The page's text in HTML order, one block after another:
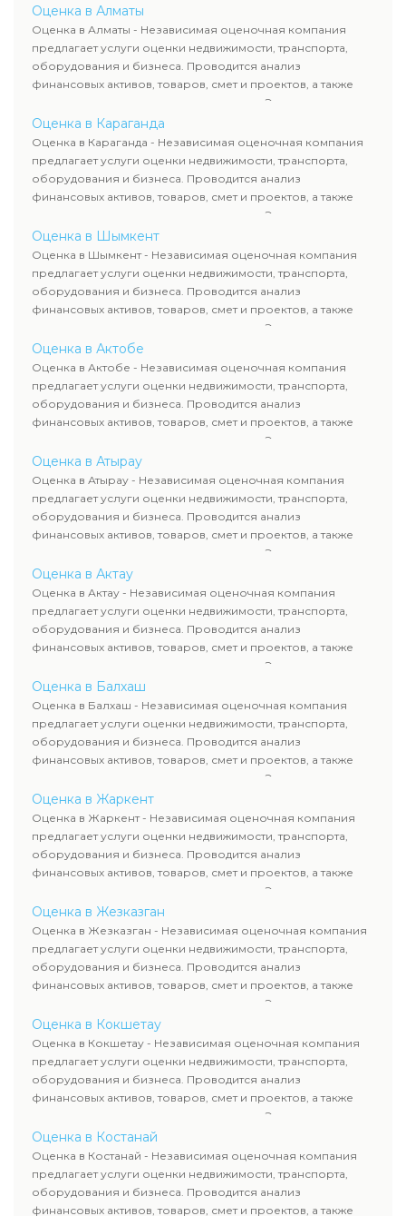
определяют рыночную стоимость имущества и
рассчитывают ущерб. Все отчеты соответствуют
требованиям законодательства и используются для
сделок, кредитования и судебных процессов.
Оценка в Алматы
Оценка в Алматы - Независимая оценочная компания
предлагает услуги оценки недвижимости, транспорта,
оборудования и бизнеса. Проводится анализ
финансовых активов, товаров, смет и проектов, а также
оценка животных и недропользования. Эксперты
определяют рыночную стоимость имущества и
рассчитывают ущерб. Все отчеты соответствуют
требованиям законодательства и используются для
сделок, кредитования и судебных процессов.
Оценка в Караганда
Оценка в Караганда - Независимая оценочная компания
предлагает услуги оценки недвижимости, транспорта,
оборудования и бизнеса. Проводится анализ
финансовых активов, товаров, смет и проектов, а также
оценка животных и недропользования. Эксперты
определяют рыночную стоимость имущества и
рассчитывают ущерб. Все отчеты соответствуют
требованиям законодательства и используются для
сделок, кредитования и судебных процессов.
Оценка в Шымкент
Оценка в Шымкент - Независимая оценочная компания
предлагает услуги оценки недвижимости, транспорта,
оборудования и бизнеса. Проводится анализ
финансовых активов, товаров, смет и проектов, а также
оценка животных и недропользования. Эксперты
определяют рыночную стоимость имущества и
рассчитывают ущерб. Все отчеты соответствуют
требованиям законодательства и используются для
сделок, кредитования и судебных процессов.
Оценка в Актобе
Оценка в Актобе - Независимая оценочная компания
предлагает услуги оценки недвижимости, транспорта,
оборудования и бизнеса. Проводится анализ
финансовых активов, товаров, смет и проектов, а также
оценка животных и недропользования. Эксперты
определяют рыночную стоимость имущества и
рассчитывают ущерб. Все отчеты соответствуют
требованиям законодательства и используются для
сделок, кредитования и судебных процессов.
Оценка в Атырау
Оценка в Атырау - Независимая оценочная компания
предлагает услуги оценки недвижимости, транспорта,
оборудования и бизнеса. Проводится анализ
финансовых активов, товаров, смет и проектов, а также
оценка животных и недропользования. Эксперты
определяют рыночную стоимость имущества и
рассчитывают ущерб. Все отчеты соответствуют
требованиям законодательства и используются для
сделок, кредитования и судебных процессов.
Оценка в Актау
Оценка в Актау - Независимая оценочная компания
предлагает услуги оценки недвижимости, транспорта,
оборудования и бизнеса. Проводится анализ
финансовых активов, товаров, смет и проектов, а также
оценка животных и недропользования. Эксперты
определяют рыночную стоимость имущества и
рассчитывают ущерб. Все отчеты соответствуют
требованиям законодательства и используются для
сделок, кредитования и судебных процессов.
Оценка в Балхаш
Оценка в Балхаш - Независимая оценочная компания
предлагает услуги оценки недвижимости, транспорта,
оборудования и бизнеса. Проводится анализ
финансовых активов, товаров, смет и проектов, а также
оценка животных и недропользования. Эксперты
определяют рыночную стоимость имущества и
рассчитывают ущерб. Все отчеты соответствуют
требованиям законодательства и используются для
сделок, кредитования и судебных процессов.
Оценка в Жаркент
Оценка в Жаркент - Независимая оценочная компания
предлагает услуги оценки недвижимости, транспорта,
оборудования и бизнеса. Проводится анализ
финансовых активов, товаров, смет и проектов, а также
оценка животных и недропользования. Эксперты
определяют рыночную стоимость имущества и
рассчитывают ущерб. Все отчеты соответствуют
требованиям законодательства и используются для
сделок, кредитования и судебных процессов.
Оценка в Жезказган
Оценка в Жезказган - Независимая оценочная компания
предлагает услуги оценки недвижимости, транспорта,
оборудования и бизнеса. Проводится анализ
финансовых активов, товаров, смет и проектов, а также
оценка животных и недропользования. Эксперты
определяют рыночную стоимость имущества и
рассчитывают ущерб. Все отчеты соответствуют
требованиям законодательства и используются для
сделок, кредитования и судебных процессов.
Оценка в Кокшетау
Оценка в Кокшетау - Независимая оценочная компания
предлагает услуги оценки недвижимости, транспорта,
оборудования и бизнеса. Проводится анализ
финансовых активов, товаров, смет и проектов, а также
оценка животных и недропользования. Эксперты
определяют рыночную стоимость имущества и
рассчитывают ущерб. Все отчеты соответствуют
требованиям законодательства и используются для
сделок, кредитования и судебных процессов.
Оценка в Костанай
Оценка в Костанай - Независимая оценочная компания
предлагает услуги оценки недвижимости, транспорта,
оборудования и бизнеса. Проводится анализ
финансовых активов, товаров, смет и проектов, а также